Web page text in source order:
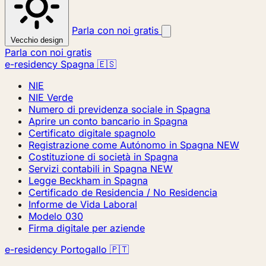
Vecchio design
Parla con noi gratis
Parla con noi gratis
e-residency Spagna 🇪🇸
NIE
NIE Verde
Numero di previdenza sociale in Spagna
Aprire un conto bancario in Spagna
Certificato digitale spagnolo
Registrazione come Autónomo in Spagna NEW
Costituzione di società in Spagna
Servizi contabili in Spagna NEW
Legge Beckham in Spagna
Certificado de Residencia / No Residencia
Informe de Vida Laboral
Modelo 030
Firma digitale per aziende
e-residency Portogallo 🇵🇹